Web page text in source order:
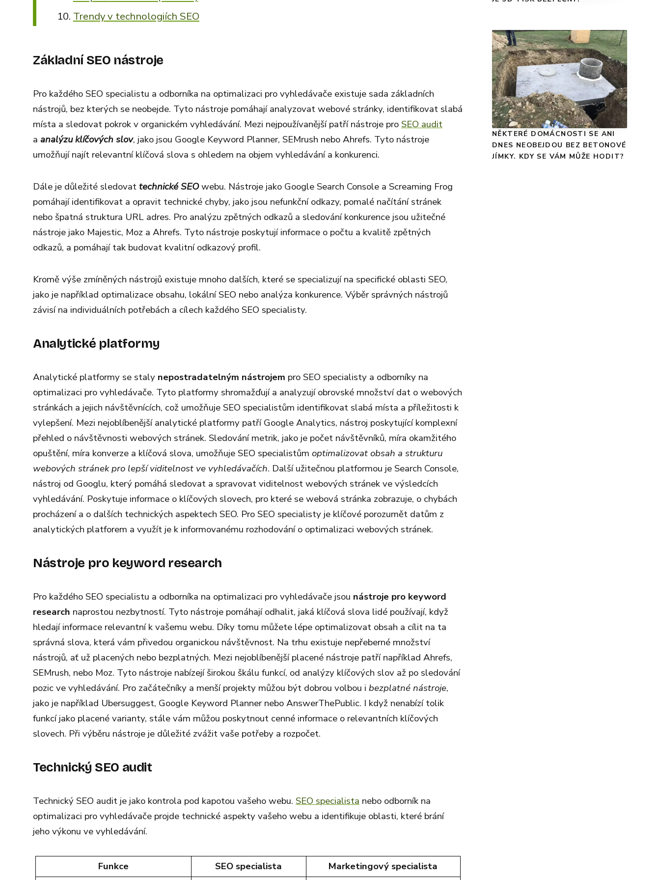
Trendy v technologiích SEO
Základní SEO nástroje
Pro každého SEO specialistu a odborníka na optimalizaci pro vyhledávače existuje sada základních
nástrojů, bez kterých se neobejde. Tyto nástroje pomáhají analyzovat webové stránky, identifikovat slabá
místa a sledovat pokrok v organickém vyhledávání. Mezi nejpoužívanější patří nástroje proSEO audit
a analýzu klíčových slov, jako jsou Google Keyword Planner, SEMrush nebo Ahrefs. Tyto nástroje
umožňují najít relevantní klíčová slova s ohledem na objem vyhledávání a konkurenci.
Dále je důležité sledovattechnické SEOwebu. Nástroje jako Google Search Console a Screaming Frog
pomáhají identifikovat a opravit technické chyby, jako jsou nefunkční odkazy, pomalé načítání stránek
nebo špatná struktura URL adres. Pro analýzu zpětných odkazů a sledování konkurence jsou užitečné
nástroje jako Majestic, Moz a Ahrefs. Tyto nástroje poskytují informace o počtu a kvalitě zpětných
odkazů, a pomáhají tak budovat kvalitní odkazový profil.
Kromě výše zmíněných nástrojů existuje mnoho dalších, které se specializují na specifické oblasti SEO,
jako je například optimalizace obsahu, lokální SEO nebo analýza konkurence. Výběr správných nástrojů
závisí na individuálních potřebách a cílech každého SEO specialisty.
Analytické platformy
Analytické platformy se staly nepostradatelným nástrojem pro SEO specialisty a odborníky na
optimalizaci pro vyhledávače. Tyto platformy shromažďují a analyzují obrovské množství dat o webových
stránkách a jejich návštěvnících, což umožňuje SEO specialistům identifikovat slabá místa a příležitosti k
vylepšení. Mezi nejoblíbenější analytické platformy patří Google Analytics, nástroj poskytující komplexní
přehled o návštěvnosti webových stránek. Sledování metrik, jako je počet návštěvníků, míra okamžitého
opuštění, míra konverze a klíčová slova, umožňuje SEO specialistům optimalizovat obsah a strukturu
webových stránek pro lepší viditelnost ve vyhledávačích. Další užitečnou platformou je Search Console,
nástroj od Googlu, který pomáhá sledovat a spravovat viditelnost webových stránek ve výsledcích
vyhledávání. Poskytuje informace o klíčových slovech, pro které se webová stránka zobrazuje, o chybách
procházení a o dalších technických aspektech SEO. Pro SEO specialisty je klíčové porozumět datům z
analytických platforem a využít je k informovanému rozhodování o optimalizaci webových stránek.
Nástroje pro keyword research
Pro každého SEO specialistu a odborníka na optimalizaci pro vyhledávače jsou nástroje pro keyword
research naprostou nezbytností. Tyto nástroje pomáhají odhalit, jaká klíčová slova lidé používají, když
hledají informace relevantní k vašemu webu. Díky tomu můžete lépe optimalizovat obsah a cílit na ta
správná slova, která vám přivedou organickou návštěvnost. Na trhu existuje nepřeberné množství
nástrojů, ať už placených nebo bezplatných. Mezi nejoblíbenější placené nástroje patří například Ahrefs,
SEMrush, nebo Moz. Tyto nástroje nabízejí širokou škálu funkcí, od analýzy klíčových slov až po sledování
pozic ve vyhledávání. Pro začátečníky a menší projekty můžou být dobrou volbou i bezplatné nástroje,
jako je například Ubersuggest, Google Keyword Planner nebo AnswerThePublic. I když nenabízí tolik
funkcí jako placené varianty, stále vám můžou poskytnout cenné informace o relevantních klíčových
slovech. Při výběru nástroje je důležité zvážit vaše potřeby a rozpočet.
Technický SEO audit
Technický SEO audit je jako kontrola pod kapotou vašeho webu. SEO specialista nebo odborník na
optimalizaci pro vyhledávače projde technické aspekty vašeho webu a identifikuje oblasti, které brání
jeho výkonu ve vyhledávání.
Funkce SEO specialista
Marketingový specialista
NĚKTERÉ DOMÁCNOSTI SE ANI
DNES NEOBEJDOU BEZ BETONOVÉ
JÍMKY. KDY SE VÁM MŮŽE HODIT?